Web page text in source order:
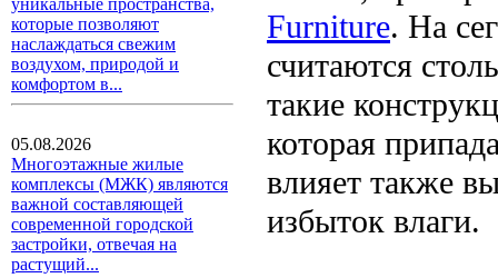
уникальные пространства,
которые позволяют
наслаждаться свежим
воздухом, природой и
комфортом в...
05.08.2026
Многоэтажные жилые
комплексы (МЖК) являются
важной составляющей
современной городской
застройки, отвечая на
растущий...
Furniture. На
считаются
такие
которая
влияет также
избыток влаги.